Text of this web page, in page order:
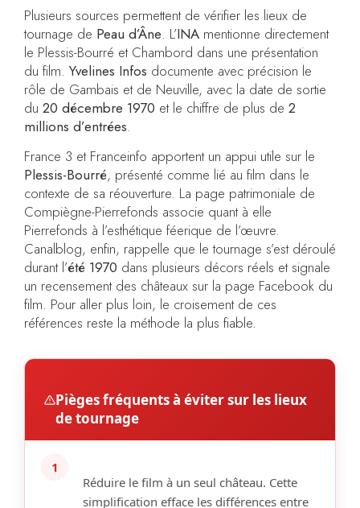
Plusieurs sources permettent de vérifier les lieux de
tournage de Peau d’Âne. L’INA mentionne directement
le Plessis-Bourré et Chambord dans une présentation
du film. Yvelines Infos documente avec précision le
rôle de Gambais et de Neuville, avec la date de sortie
du 20 décembre 1970 et le chiffre de plus de 2
millions d’entrées.
France 3 et Franceinfo apportent un appui utile sur le
Plessis-Bourré, présenté comme lié au film dans le
contexte de sa réouverture. La page patrimoniale de
Compiègne-Pierrefonds associe quant à elle
Pierrefonds à l’esthétique féerique de l’œuvre.
Canalblog, enfin, rappelle que le tournage s’est déroulé
durant l’été 1970 dans plusieurs décors réels et signale
un recensement des châteaux sur la page Facebook du
film. Pour aller plus loin, le croisement de ces
références reste la méthode la plus fiable.
Pièges fréquents à éviter sur les lieux
de tournage
1
Réduire le film à un seul château. Cette
simplification efface les différences entre